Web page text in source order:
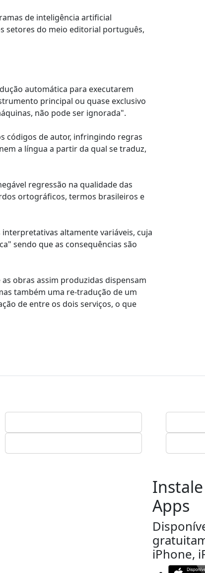
de inteligência artificial
setores do meio editorial português,
automática para executarem
principal ou quase exclusivo
não pode ser ignorada".
códigos de autor, infringindo regras
a língua a partir da qual se traduz,
regressão na qualidade das
ortográficos, termos brasileiros e
altamente variáveis, cuja
sendo que as consequências são
obras assim produzidas dispensam
também uma re-tradução de um
de entre os dois serviços, o que
Apps
iPhone,